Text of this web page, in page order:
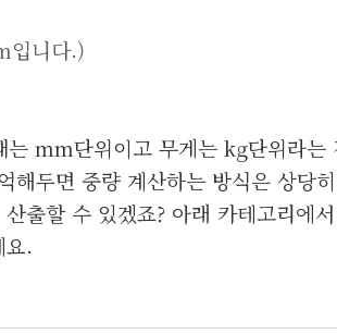
입니다.)
는 mm단위이고 무게는 kg단위라는
해두면 중량 계산하는 방식은 상당
출할 수 있겠죠? 아래 카테고리에
.